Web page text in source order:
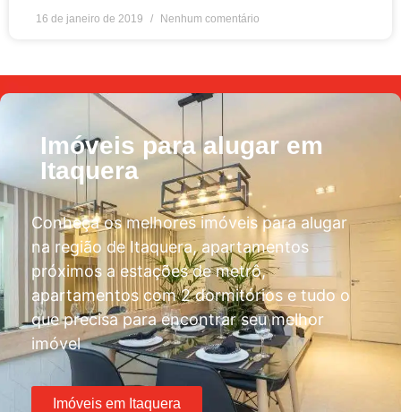
16 de janeiro de 2019 Nenhum comentário
Imóveis para alugar em
Itaquera
Conheça os melhores imóveis para alugar
na região de Itaquera, apartamentos
próximos a estações de metrô,
apartamentos com 2 dormitórios e tudo o
que precisa para encontrar seu melhor
imóvel
Imóveis em Itaquera